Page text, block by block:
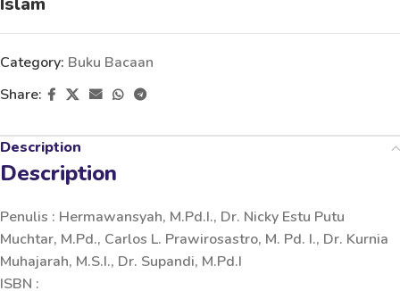
Category: Buku Bacaan
Share:
Description
Description
Penulis : Hermawansyah, M.Pd.I., Dr. Nicky Estu Putu
Muchtar, M.Pd., Carlos L. Prawirosastro, M. Pd. I., Dr. Kurnia
Muhajarah, M.S.I., Dr. Supandi, M.Pd.I
ISBN :